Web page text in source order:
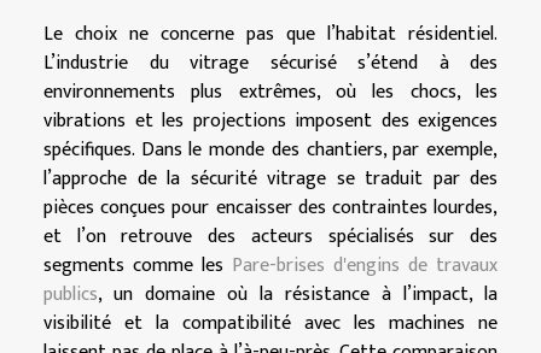
Le choix ne concerne pas que l’habitat résidentiel.
L’industrie du vitrage sécurisé s’étend à des
environnements plus extrêmes, où les chocs, les
vibrations et les projections imposent des exigences
spécifiques. Dans le monde des chantiers, par exemple,
l’approche de la sécurité vitrage se traduit par des
pièces conçues pour encaisser des contraintes lourdes,
et l’on retrouve des acteurs spécialisés sur des
segments comme les Pare-brises d'engins de travaux
publics, un domaine où la résistance à l’impact, la
visibilité et la compatibilité avec les machines ne